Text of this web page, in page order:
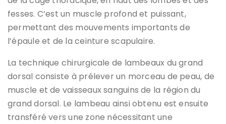
fesses. C’est un muscle profond et puissant,
permettant des mouvements importants de
l’épaule et de la ceinture scapulaire.
La technique chirurgicale de lambeaux du grand
dorsal consiste à prélever un morceau de peau, de
muscle et de vaisseaux sanguins de la région du
grand dorsal. Le lambeau ainsi obtenu est ensuite
transféré vers une zone nécessitant une